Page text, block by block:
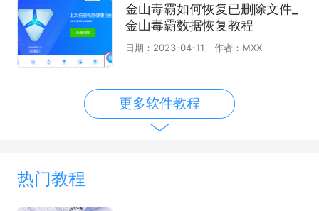
金山毒霸如何恢复已删除文件_
金山毒霸数据恢复教程
日期：2023-04-11 作者：MXX
更多软件教程
热门教程